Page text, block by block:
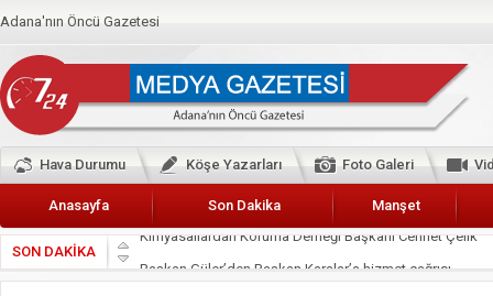
Adana'nın Öncü Gazetesi
Hava Durumu Köşe Yazarları Foto Galeri
Anasayfa Son Dakika Manşet
SON DAKİKA
Lokantacılar ve Kebapçılar Esnaf Odası Başkanı Şefik